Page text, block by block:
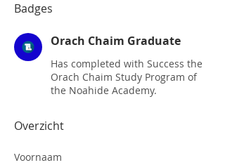
Badges
Orach Chaim Graduate
Has completed with Success the
Orach Chaim Study Program of
the Noahide Academy.
Overzicht
Voornaam